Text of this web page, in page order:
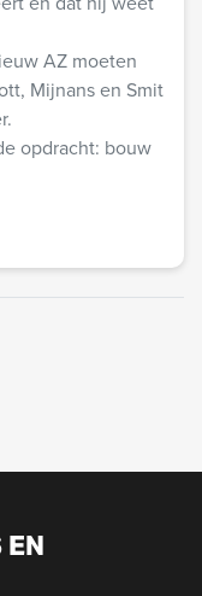
AZ moeten
Mijnans en Smit
opdracht: bouw
EN